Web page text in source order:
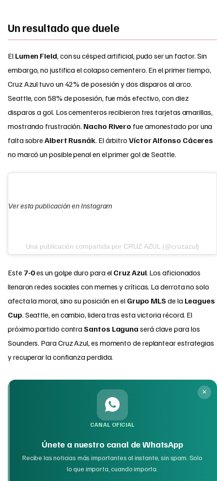
Un resultado que duele
El Lumen Field, con su césped artificial, pudo ser un factor. Sin
embargo, no justifica el colapso cementero. En el primer tiempo,
Cruz Azul tuvo un 42% de posesión y dos disparos al arco.
Seattle, con 58% de posesión, fue más efectivo, con diez
disparos a gol. Los cementeros recibieron tres tarjetas amarillas,
mostrando frustración. Nacho Rivero fue amonestado por una
falta sobreAlbert Rusnák. El árbitro Víctor Alfonso Cáceres
no marcó un posible penal en el primer gol de Seattle.
Ver esta publicación en Instagram
Una publicación compartida por CRUZ AZUL (@cruzazul)
Este 7-0es un golpe duro para el Cruz Azul. Los aficionados
llenaron redes sociales con memes y críticas. La derrota no solo
afecta la moral, sino su posición en el Grupo MLS de la Leagues
Cup. Seattle, en cambio, lidera tras esta victoria récord. El
próximo partido contraSantos Laguna será clave para los
Sounders. Para Cruz Azul, es momento de replantear estrategias
y recuperar la confianza perdida.
CANAL OFICIAL
Únete a nuestro canal de WhatsApp
Recibe las noticias más importantes al instante, sin spam. Solo
lo que importa, cuando importa.